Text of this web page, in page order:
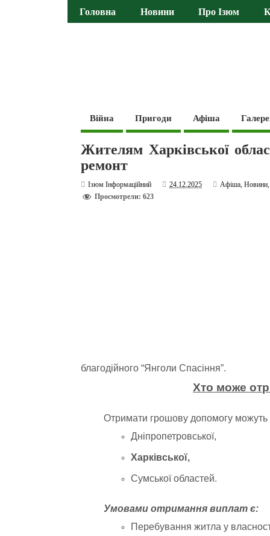
Головна Новини Про Ізюм
Війна Пригоди Афіша
Жителям Харківської
ремонт
Ізюм Інформаційний 24.12.2025 Афіша,Новини
Просмотрели: 623
благодійного “Янголи Спасіння”.
Хто може
Отримати грошову допомогу можуть
Дніпропетровської,
Харківської,
Сумської областей.
Умовами отримання виплат є:
Перебування житла у